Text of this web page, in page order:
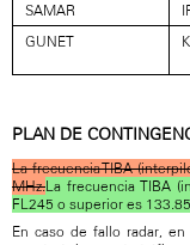
SAMAR
GUNET
PLAN DE
La frecuencia TIBA
MHz.La frecuencia TIBA
FL245 o superior es
En caso de fallo radar,